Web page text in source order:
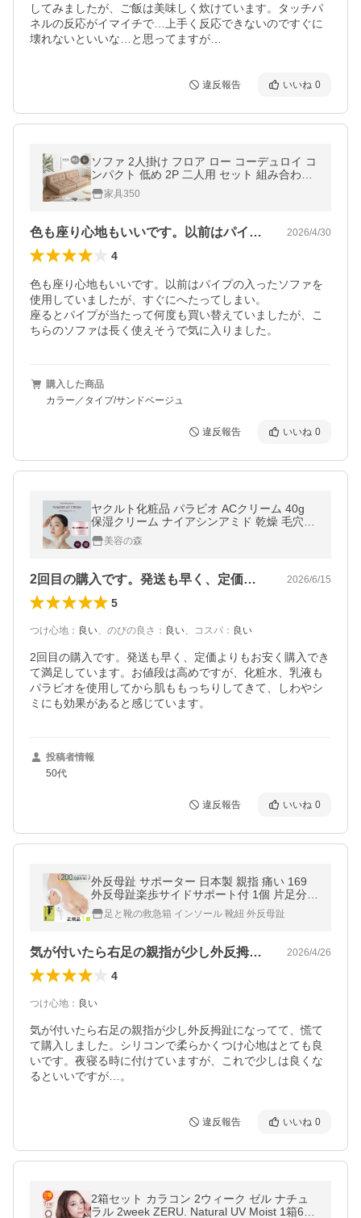
してみましたが、ご飯は美味しく炊けています。タッチパ
ネルの反応がイマイチで…上手く反応できないのですぐに
壊れないといいな…と思ってますが…
違反報告 いいね 0
ソファ 2人掛け フロア ロー コーデュロイ コ
ンパクト 低め 2P 二人用 セット 組み合わせ
リビング ダイニング ごろ寝 幅152 連結 セパ
レート ユニット
家具350
色も座り心地もいいです。以前はパイプの… 2026/4/30
4
色も座り心地もいいです。以前はパイプの入ったソファを
使用していましたが、すぐにへたってしまい。
座るとパイプが当たって何度も買い替えていましたが、こ
ちらのソファは長く使えそうで気に入りました。
購入した商品
カラー／タイプ/サンドベージュ
違反報告 いいね 0
ヤクルト化粧品 パラビオ ACクリーム 40g
保湿クリーム ナイアシンアミド 乾燥 毛穴ケ
ア しわ うるおい 乳酸菌
美容の森
2回目の購入です。発送も早く、定価より… 2026/6/15
5
つけ心地 ： 良い、 のびの良さ ： 良い、 コスパ ： 良い
2回目の購入です。発送も早く、定価よりもお安く購入でき
て満足しています。お値段は高めですが、化粧水、乳液も
パラビオを使用してから肌ももっちりしてきて、しわやシ
ミにも効果があると感じています。
投稿者情報
50代
違反報告 いいね 0
外反母趾 サポーター 日本製 親指 痛い 169
外反母趾楽歩サイドサポート付 1個 片足分
広げる 付けたまま 柔らかい 定期便 ポイント
利用足と靴の救急箱 インソール 靴紐 外反母趾
気が付いたら右足の親指が少し外反拇趾に… 2026/4/26
4
つけ心地 ： 良い
気が付いたら右足の親指が少し外反拇趾になってて、慌て
て購入しました。シリコンで柔らかくつけ心地はとても良
いです。夜寝る時に付けていますが、これで少しは良くな
るといいですが…。
違反報告 いいね 0
2箱セット カラコン 2ウィーク ゼル ナチュ
ラル 2week ZERU. Natural UV Moist 1箱6枚